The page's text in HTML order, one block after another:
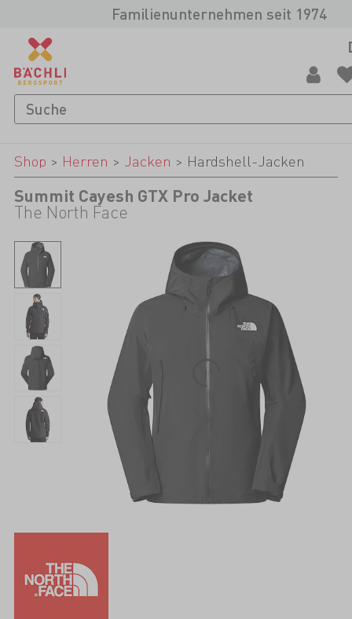
Familienunternehmen seit 1974
Shop > Herren > Jacken > Hardshell-Jacken
Summit Cayesh GTX Pro Jacket
The North Face